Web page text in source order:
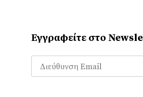
Εγγραφείτε στο